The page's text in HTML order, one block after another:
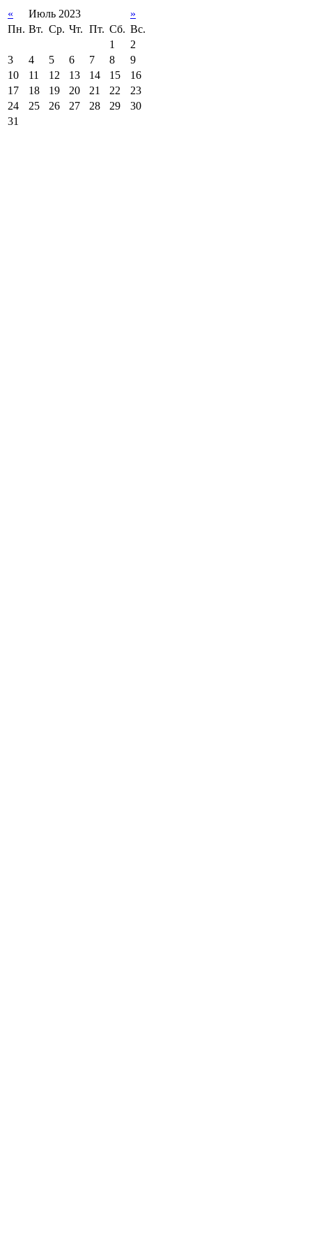
« Июль 2023
»
Пн. Вт. Ср. Чт. Пт. Сб. Вс.
1
2
3
4 5 6 7 8
9
10
11 12 13 14 15
16
17
18 19 20 21 22
23
24
25 26 27 28 29
30
31